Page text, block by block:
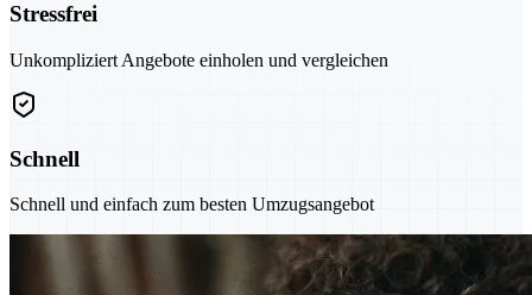
Stressfrei
Unkompliziert Angebote einholen und vergleichen
Schnell
Schnell und einfach zum besten Umzugsangebot